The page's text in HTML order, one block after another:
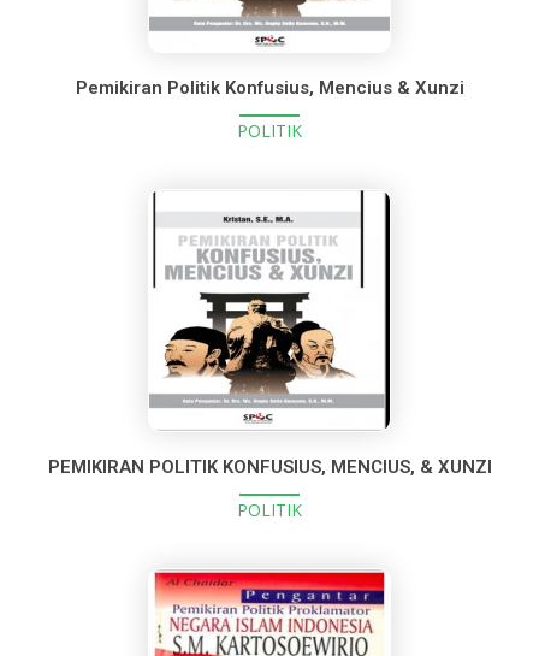
Pemikiran Politik Konfusius, Mencius & Xunzi
POLITIK
PEMIKIRAN POLITIK KONFUSIUS, MENCIUS, & XUNZI
POLITIK